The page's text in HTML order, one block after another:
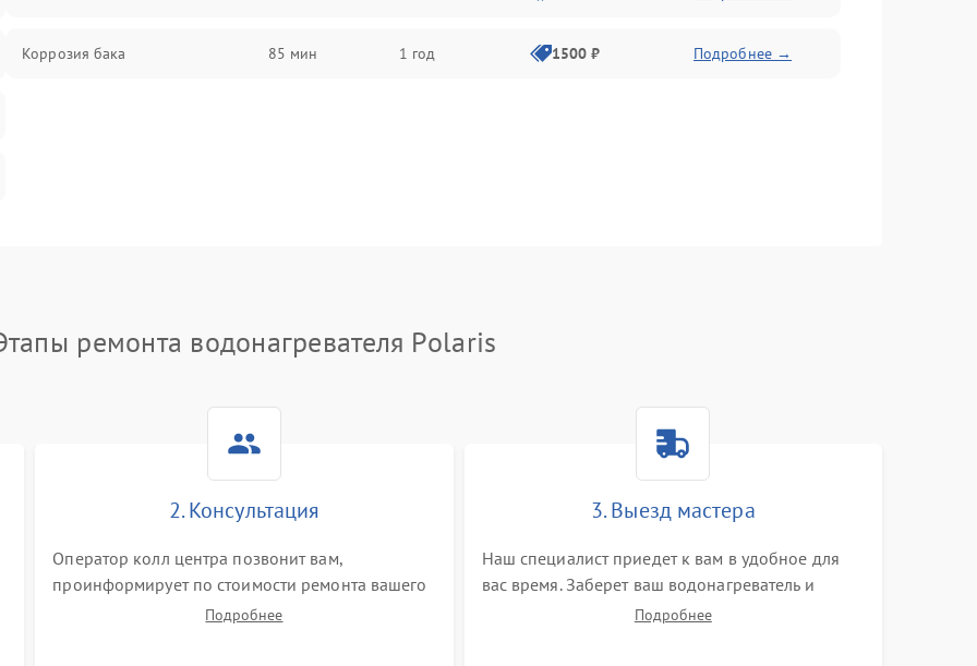
Коррозия бака 85 мин 1 год 1500 ₽ Подробнее →
ремонта водонагревателя Polaris
2. Консультация
Оператор колл центра позвонит вам,
проинформирует по стоимости ремонта вашего
водонагревателя а также ответит на все ваши
Подробнее
3. Выезд мастера
Наш специалист приедет к вам в удобное для
вас время. Заберет ваш водонагреватель и
привезет на склад для диагностики.
Подробнее